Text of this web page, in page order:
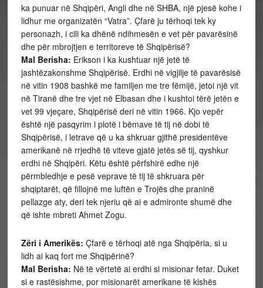
ka punuar në Shqipëri, Angli dhe në SHBA, një pjesë kohe i
lidhur me organizatën “Vatra”. Çfarë ju tërhoqi tek ky
personazh, i cili ka dhënë ndihmesën e vet për pavarësinë
dhe për mbrojtjen e territoreve të Shqipërisë?
Mal Berisha: Erikson i ka kushtuar një jetë të
jashtëzakonshme Shqipërisë. Erdhi në vigjilje të pavarësisë
në vitin 1908 bashkë me familjen me tre fëmijë, jetoi një vit
në Tiranë dhe tre vjet në Elbasan dhe i kushtoi tërë jetën e
vet 99 vjeçare, Shqipërisë deri në vitin 1966. Kjo vepër
është një pasqyrim i plotë i bëmave të tij në dobi të
Shqipërisë, i letrave që u ka shkruar gjithë presidentëve
amerikanë në rrjedhë të viteve gjatë jetës së tij, qyshkur
erdhi në Shqipëri. Këtu është përfshirë edhe një
përmbledhje e pesë veprave të tij të shkruara për
shqiptarët, që fillojnë me luftën e Trojës dhe praninë
pellazge aty, deri tek njeriu që ai e admironte shumë dhe
që ishte mbreti Ahmet Zogu.
Zëri i Amerikës: Çfarë e tërhoqi atë nga Shqipëria, si u
lidh ai kaq fort me Shqipërinë?
Mal Berisha: Në të vërtetë ai erdhi si misionar fetar. Duket
si e rastësishme, por misionarët amerikane të kishës